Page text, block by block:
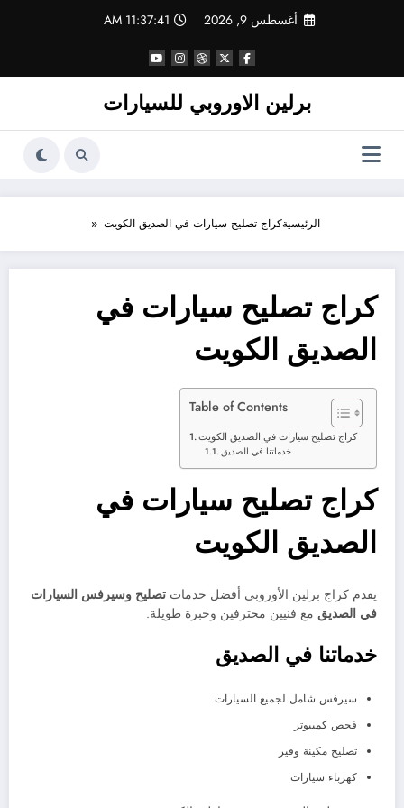
أغسطس 9, 2026 11:37:41 AM
برلين الاوروبي للسيارات
الرئيسيةكراج تصليح سيارات في الصديق الكويت
كراج تصليح سيارات في
الصديق الكويت
Table of Contents
كراج تصليح سيارات في الصديق الكويت
خدماتنا في الصديق
كراج تصليح سيارات في
الصديق الكويت
يقدم كراج برلين الأوروبي أفضل خدمات تصليح وسيرفس السيارات
في الصديق مع فنيين محترفين وخبرة طويلة.
خدماتنا في الصديق
سيرفس شامل لجميع السيارات
فحص كمبيوتر
تصليح مكينة وقير
كهرباء سيارات